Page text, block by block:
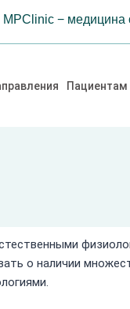
MPClinic − медицина
Пациентам
о наличии